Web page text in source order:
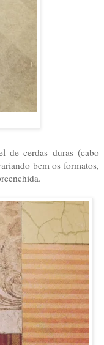
de cerdas duras (cabo
bem os formatos,